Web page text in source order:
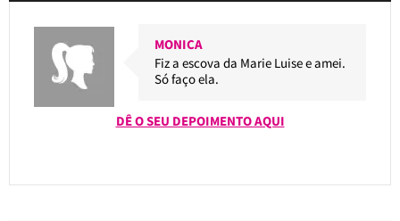
MONICA
Fiz a escova da Marie Luise e amei.
Só faço ela.
DÊ O SEU DEPOIMENTO AQUI